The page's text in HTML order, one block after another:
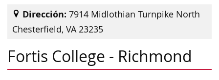
Dirección: 7914 Midlothian Turnpike North
Chesterfield, VA 23235
Fortis College - Richmond